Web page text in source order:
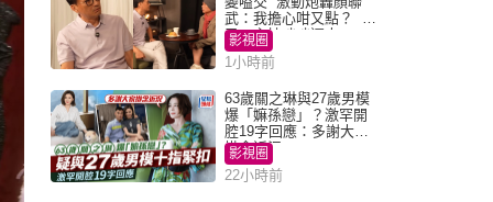
武：我擔心咁又點？ 網
民：主持咄咄逼人
影視圈
1小時前
63歲關之琳與27歲男模
爆「嫲孫戀」？激罕開
腔19字回應：多謝大家
掛念近況
影視圈
22小時前